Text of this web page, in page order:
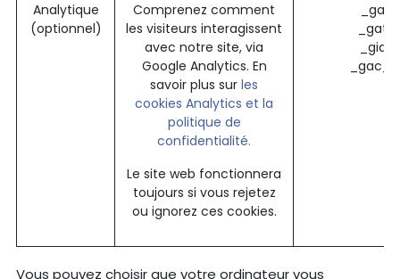
Analytique
(optionnel)
Comprenez comment
les visiteurs interagissent
avec notre site, via
Google Analytics. En
savoir plus surles
cookies Analytics et la
politique de
confidentialité.
Le site web fonctionnera
toujours si vous rejetez
ou ignorez ces cookies.
_ga
_gat
_gid
Vous pouvez choisir que votre ordinateur vous